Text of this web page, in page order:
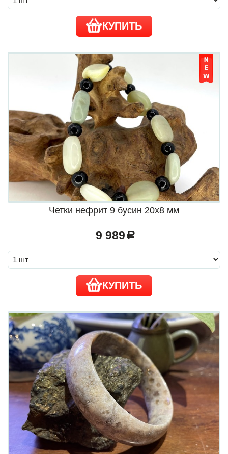
КУПИТЬ
Четки нефрит 9 бусин 20х8 мм
9 989 a
КУПИТЬ